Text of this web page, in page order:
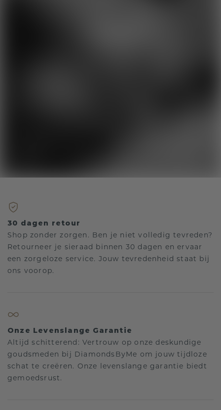
30 dagen retour
Shop zonder zorgen. Ben je niet volledig tevreden?
Retourneer je sieraad binnen 30 dagen en ervaar
een zorgeloze service. Jouw tevredenheid staat bij
ons voorop.
Onze Levenslange Garantie
Altijd schitterend: Vertrouw op onze deskundige
goudsmeden bij DiamondsByMe om jouw tijdloze
schat te creëren. Onze levenslange garantie biedt
gemoedsrust.